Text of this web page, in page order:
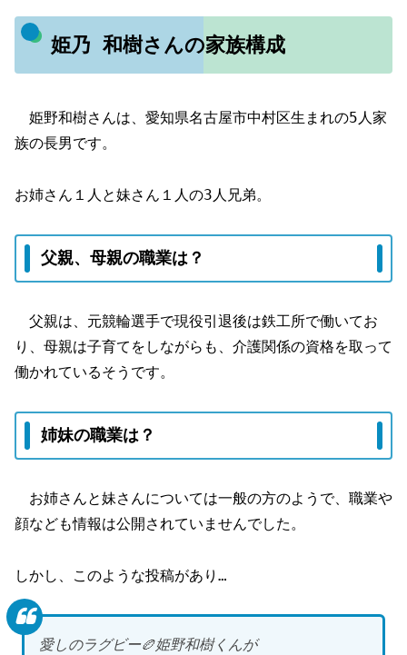
姫乃 和樹さんの家族構成
姫野和樹さんは、愛知県名古屋市中村区生まれの5人家
族の長男です。
お姉さん１人と妹さん１人の3人兄弟。
父親、母親の職業は？
父親は、元競輪選手で現役引退後は鉄工所で働いてお
り、母親は子育てをしながらも、介護関係の資格を取って
働かれているそうです。
姉妹の職業は？
お姉さんと妹さんについては一般の方のようで、職業や
顔なども情報は公開されていませんでした。
しかし、このような投稿があり…
愛しのラグビー🏉姫野和樹くんが